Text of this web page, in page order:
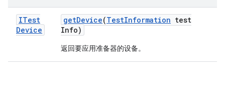
ITest
Device
getDevice(TestInformation test
Info)
返回要应用准备器的设备。